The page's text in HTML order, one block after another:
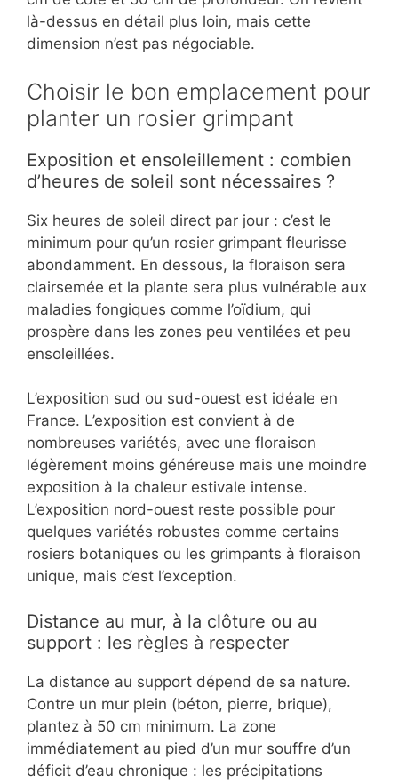
là-dessus en détail plus loin, mais cette
dimension n’est pas négociable.
Choisir le bon emplacement pour
planter un rosier grimpant
Exposition et ensoleillement : combien
d’heures de soleil sont nécessaires ?
Six heures de soleil direct par jour : c’est le
minimum pour qu’un rosier grimpant fleurisse
abondamment. En dessous, la floraison sera
clairsemée et la plante sera plus vulnérable aux
maladies fongiques comme l’oïdium, qui
prospère dans les zones peu ventilées et peu
ensoleillées.
L’exposition sud ou sud-ouest est idéale en
France. L’exposition est convient à de
nombreuses variétés, avec une floraison
légèrement moins généreuse mais une moindre
exposition à la chaleur estivale intense.
L’exposition nord-ouest reste possible pour
quelques variétés robustes comme certains
rosiers botaniques ou les grimpants à floraison
unique, mais c’est l’exception.
Distance au mur, à la clôture ou au
support : les règles à respecter
La distance au support dépend de sa nature.
Contre un mur plein (béton, pierre, brique),
plantez à 50 cm minimum. La zone
immédiatement au pied d’un mur souffre d’un
déficit d’eau chronique : les précipitations